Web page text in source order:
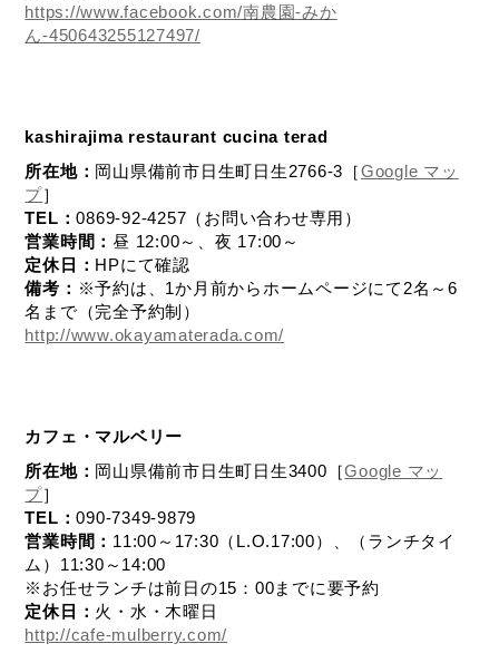
https://www.facebook.com/南農園-みか
ん-450643255127497/
kashirajima restaurant cucina terad
所在地： 岡山県備前市日生町日生2766-3［Google マッ
プ］
TEL：0869-92-4257（お問い合わせ専用）
営業時間： 昼 12:00～、夜 17:00～
定休日： HPにて確認
備考： ※予約は、1か月前からホームページにて2名～6
名まで（完全予約制）
http://www.okayamaterada.com/
カフェ・マルベリー
所在地： 岡山県備前市日生町日生3400［Google マッ
プ］
TEL：090-7349-9879
営業時間： 11:00～17:30（L.O.17:00）、（ランチタイ
ム）11:30～14:00
※お任せランチは前日の15：00までに要予約
定休日： 火・水・木曜日
http://cafe-mulberry.com/